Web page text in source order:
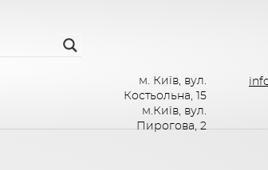
м. Київ, вул.
Костьольна, 15
м.Київ, вул.
Пирогова, 2